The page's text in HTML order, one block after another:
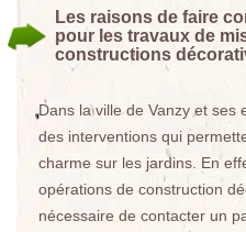
Les raisons de faire
pour les travaux de
constructions
Dans la ville de Vanzy et ses
des interventions qui
charme sur les jardins. En
opérations de construction
nécessaire de contacter un